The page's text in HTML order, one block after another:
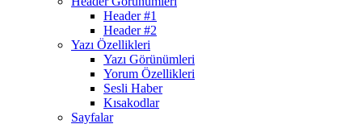
Header #1
Header #2
Yazı Özellikleri
Yazı Görünümleri
Yorum Özellikleri
Sesli Haber
Kısakodlar
Sayfalar